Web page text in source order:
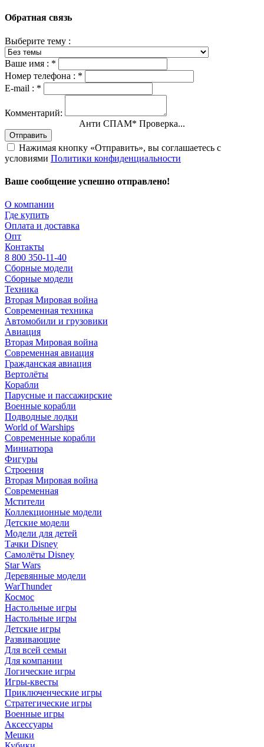
Обратная связь
Выберите тему :
Ваше имя : *
Номер телефона : *
E-mail : *
Комментарий:
Анти СПАМ* Проверка...
Отправить
Нажимая кнопку «Отправить», вы соглашаетесь с
условиями Политики конфиденциальности
Ваше сообщение успешно отправлено!
О компании
Где купить
Оплата и доставка
Опт
Контакты
8 800 350-11-40
Сборные модели
Сборные модели
Техника
Вторая Мировая война
Современная техника
Автомобили и грузовики
Авиация
Вторая Мировая война
Современная авиация
Гражданская авиация
Вертолёты
Корабли
Парусные и пассажирские
Военные корабли
Подводные лодки
World of Warships
Современные корабли
Миниатюра
Фигуры
Строения
Вторая Мировая война
Современная
Мстители
Коллекционные модели
Детские модели
Модели для детей
Тачки Disney
Самолёты Disney
Star Wars
Деревянные модели
WarThunder
Космос
Настольные игры
Настольные игры
Детские игры
Развивающие
Для всей семьи
Для компании
Логические игры
Игры-квесты
Приключенческие игры
Стратегические игры
Военные игры
Аксессуары
Мешки